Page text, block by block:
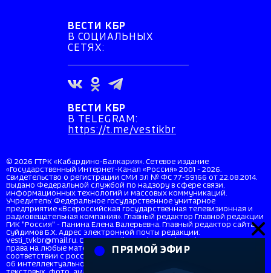
ВЕСТИ КБР
В СОЦИАЛЬНЫХ
СЕТЯХ:
ВЕСТИ КБР
В TELEGRAM:
https://t.me/vestikbr
© 2026 ГТРК «Кабардино-Балкария». Сетевое издание
«Государственный Интернет-Канал «Россия» 2001 - 2026.
Свидетельство о регистрации СМИ Эл № ФС 77-59166 от 22.08.2014.
Выдано Федеральной службой по надзору в сфере связи,
информационных технологий и массовых коммуникаций.
Учредитель: Федеральное государственное унитарное
предприятие «Всероссийская государственная телевизионная и
радиовещательная компания». Главный редактор Главной редакции
ГИК "Россия" - Панина Елена Валерьевна. Главный редактор сайта
Суйдимов Б.Х. Адрес электронной почты редакции:
vesti_tvkbr@mail.ru. Справочный телефон: +7 (8662) 40-36-33. Все
права на любые материалы, опубликованные на сайте, защищены в
соответствии с российским и международным законодательством
об интеллектуальной собственности. Любое использование
ПРЯМОЙ ЭФИР